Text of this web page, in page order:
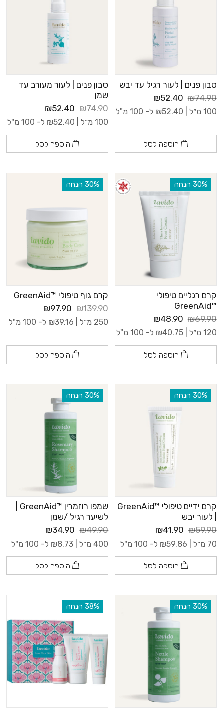
סבון פנים | לעור רגיל עד יבש
₪74.90
₪52.40
100 מ״ל | ₪52.40 ל- 100 מ"ל
הוספה לסל
סבון פנים | לעור מעורב עד
שמן
₪74.90
₪52.40
100 מ״ל | ₪52.40 ל- 100 מ"ל
הוספה לסל
‫30% הנחה
קרם רגליים טיפולי
™GreenAid
₪69.90
₪48.90
120 מ״ל | ₪40.75 ל- 100 מ"ל
הוספה לסל
‫30% הנחה
קרם גוף טיפולי ™GreenAid
₪139.90
₪97.90
250 מ״ל | ₪39.16 ל- 100 מ"ל
הוספה לסל
‫30% הנחה
קרם ידיים טיפולי ™GreenAid
| לעור יבש
₪59.90
₪41.90
70 מ״ל | ₪59.86 ל- 100 מ"ל
הוספה לסל
‫30% הנחה
לשיער רגיל /שמן
₪49.90
₪34.90
400 מ״ל | ₪8.73 ל- 100 מ"ל
הוספה לסל
‫30% הנחה ‫38% הנחה